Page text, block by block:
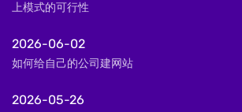
上模式的可行性
2026-06-02
如何给自己的公司建网站
2026-05-26